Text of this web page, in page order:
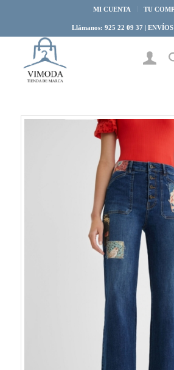
MI CUENTA TU
Llámanos: 925 22 09 37 |